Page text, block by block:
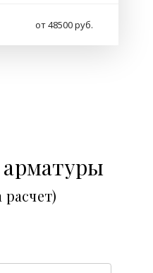
от 48500 руб.
расчет)